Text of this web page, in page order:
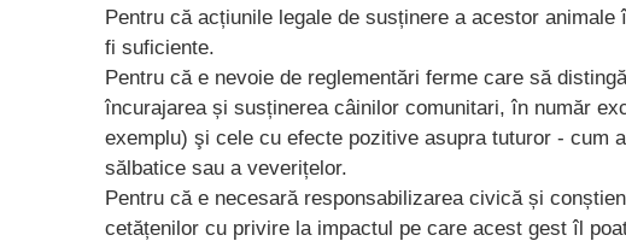
Pentru că acțiunile legale de susținere a acestor
fi suficiente.
Pentru că e nevoie de reglementări ferme care să
încurajarea și susținerea câinilor comunitari, în număr
exemplu) şi cele cu efecte pozitive asupra tuturor - cum
sălbatice sau a veverițelor.
Pentru că e necesară responsabilizarea civică și
cetățenilor cu privire la impactul pe care acest gest îl